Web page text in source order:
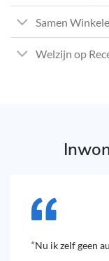
Samen
Welzijn op
“Nu ik zelf geen